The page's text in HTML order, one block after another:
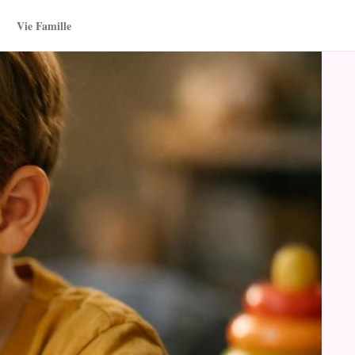
Vie Famille